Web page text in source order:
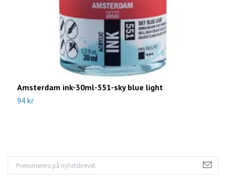
Amsterdam ink-30ml-551-sky blue light
94 kr